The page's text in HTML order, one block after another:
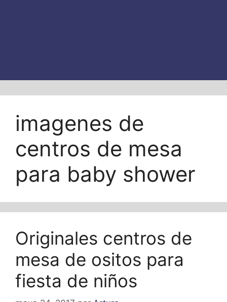
imagenes de
centros de mesa
para baby shower
Originales centros de
mesa de ositos para
fiesta de niños